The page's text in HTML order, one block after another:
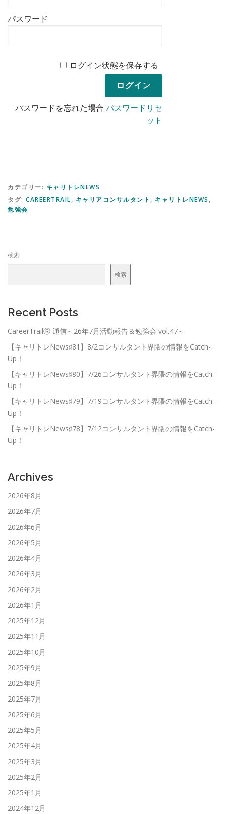
パスワード
ログイン状態を保存する
パスワードを忘れた場合パスワードリセ
ット
カテゴリー: キャリトレNEWS
タグ: CAREERTRAIL, キャリアコンサルタント , キャリトレNEWS ,
勉強会
検索
検索
Recent Posts
CareerTrailⓇ 通信～26年7月活動報告＆勉強会 vol.47～
【キャリトレNews♯81】8/2コンサルタント界隈の情報をCatch-
Up！
【キャリトレNews♯80】7/26コンサルタント界隈の情報をCatch-
Up！
【キャリトレNews♯79】7/19コンサルタント界隈の情報をCatch-
Up！
【キャリトレNews♯78】7/12コンサルタント界隈の情報をCatch-
Up！
Archives
2026年8月
2026年7月
2026年6月
2026年5月
2026年4月
2026年3月
2026年2月
2026年1月
2025年12月
2025年11月
2025年10月
2025年9月
2025年8月
2025年7月
2025年6月
2025年5月
2025年4月
2025年3月
2025年2月
2025年1月
2024年12月